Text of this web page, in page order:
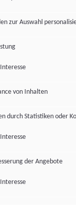
zur Auswahl
von Inhalten
durch Statistiken oder
der Angebote